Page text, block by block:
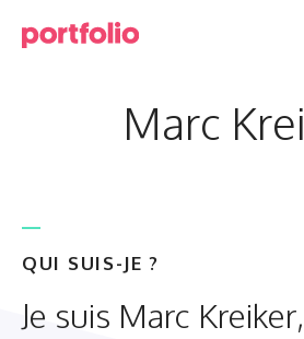
Marc
QUI SUIS-JE ?
Je suis Marc